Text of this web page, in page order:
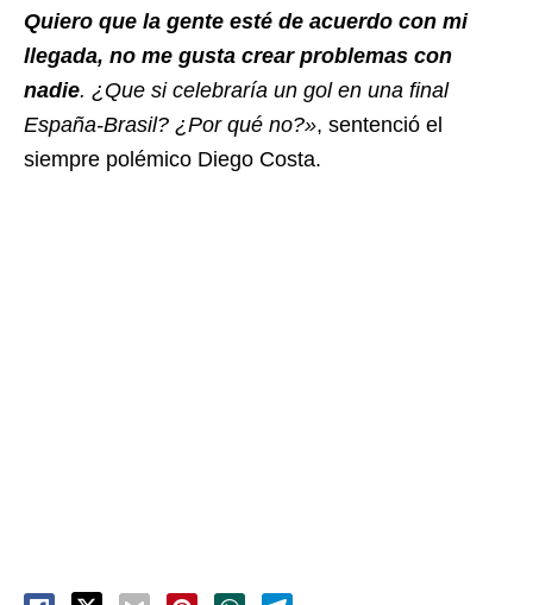
Quiero que la gente esté de acuerdo con mi
llegada, no me gusta crear problemas con
nadie. ¿Que si celebraría un gol en una final
España-Brasil? ¿Por qué no?», sentenció el
siempre polémico Diego Costa.